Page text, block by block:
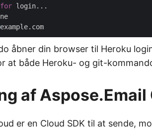
for login...
åbner din browser til Heroku
at både Heroku- og git-
af Aspose.Email
er en Cloud SDK til at sende,